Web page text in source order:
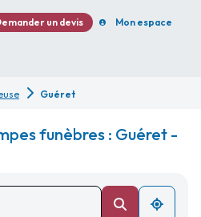
un devis Mon espace
Guéret
funèbres : Guéret -